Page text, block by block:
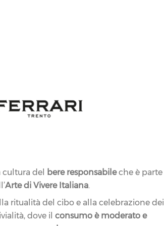
del bere responsabileche è parte
Arte di Vivere Italiana.
ritualità del cibo e alla celebrazione dei
dove il consumo è moderato e